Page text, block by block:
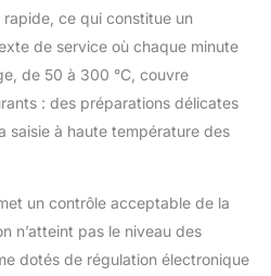
ce qui constitue un
de service où chaque minute
de 50 à 300 °C, couvre
: des préparations délicates
saisie à haute température des
un contrôle acceptable de la
n’atteint pas le niveau des
dotés de régulation électronique